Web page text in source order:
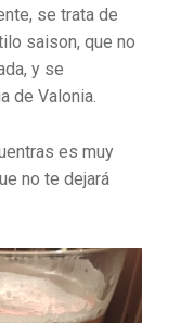
se trata de
saison, que no
y se
de Valonia.
es muy
no te dejará